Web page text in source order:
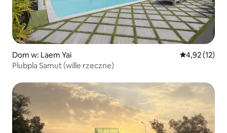
Dom w: Laem Yai Średnia
4,92 (12)
Plubpla Samut (wille rzeczne)